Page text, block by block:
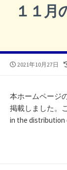
１１月
公
2021年10月27日
本ホームページ
掲載しました。
in the distribution